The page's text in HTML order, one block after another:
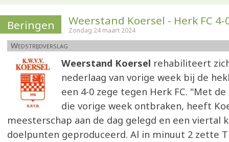
Beringen Weerstand Koersel - Herk FC 4-
Zondag 24 maart 2024
Wedstrijdverslag
Weerstand Koersel rehabiliteert
nederlaag van vorige week bij de
een 4-0 zege tegen Herk FC. "Met
die vorige week ontbraken, heeft
meesterschap aan de dag gelegd en een viertal
doelpunten geproduceerd. Al in minuut 2 zette